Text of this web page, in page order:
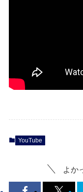
YouTube
よか